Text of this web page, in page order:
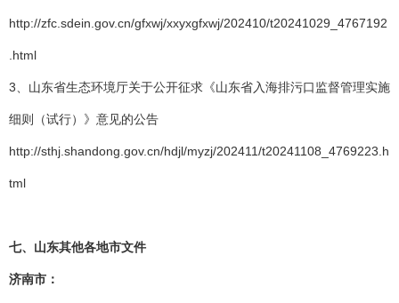
http://zfc.sdein.gov.cn/gfxwj/xxyxgfxwj/202410/t20241029_4767192
.html
3、山东省生态环境厅关于公开征求《山东省入海排污口监督管理实施
细则（试行）》意见的公告
http://sthj.shandong.gov.cn/hdjl/myzj/202411/t20241108_4769223.h
tml
七、 山东其他各地市文件
济南市：